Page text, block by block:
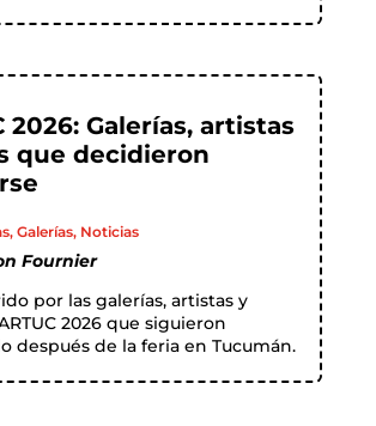
2026: Galerías, artistas
que decidieron
, Galerías, Noticias
Fournier
por las galerías, artistas y
2026 que siguieron
después de la feria en Tucumán.